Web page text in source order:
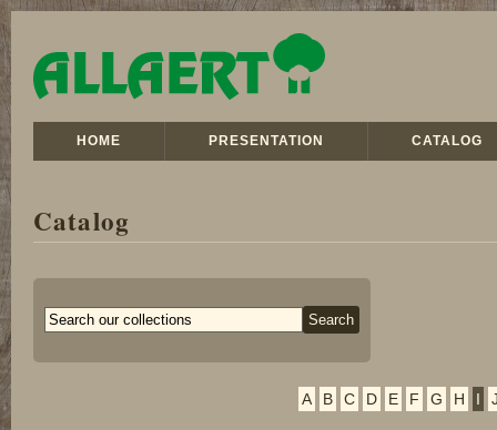
HOME PRESENTATION CATALOG
Catalog
A B C D E F G H I